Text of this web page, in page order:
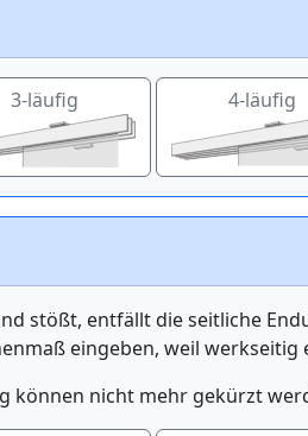
3-läufig 4-läufig
stößt, entfällt die seitliche
eingeben, weil
können nicht mehr gekürzt